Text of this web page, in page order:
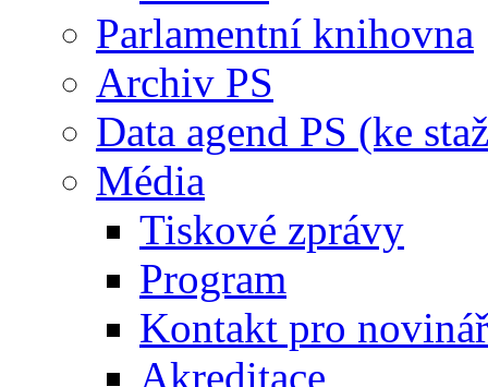
Parlamentní knihovna
Archiv PS
Data agend PS (ke
Média
Tiskové zprávy
Program
Kontakt pro
Akreditace